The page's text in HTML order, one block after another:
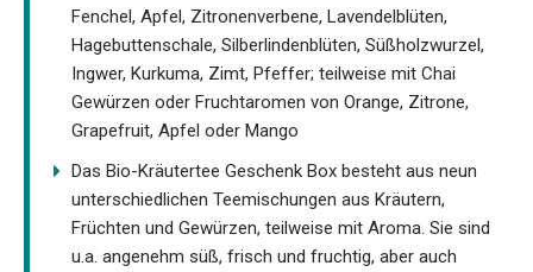
Fenchel, Apfel, Zitronenverbene, Lavendelblüten,
Hagebuttenschale, Silberlindenblüten, Süßholzwurzel,
Ingwer, Kurkuma, Zimt, Pfeffer; teilweise mit Chai
Gewürzen oder Fruchtaromen von Orange, Zitrone,
Grapefruit, Apfel oder Mango
Das Bio-Kräutertee Geschenk Box besteht aus neun
unterschiedlichen Teemischungen aus Kräutern,
Früchten und Gewürzen, teilweise mit Aroma. Sie sind
u.a. angenehm süß, frisch und fruchtig, aber auch